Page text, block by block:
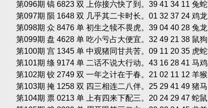
第096期 镐 6823 双 上你接六快了到。39 41 34 11 兔蛇
第097期 陨 1648 双 几乎其二卡时长。01 32 37 24 鸡龙
第098期 众 8476 单 初生之犊不畏虎。39 04 40 28 兔龙
第099期 盘 4628 单 吃小亏占大便宜。32 49 21 38 鼠狗
第100期 宫 1345 单 中观猪同甘共苦。09 11 20 35 虎蛇
第101期 绦 9174 单 二话不说大行动。43 16 28 41 马鸡
第102期 铰 2749 双 一年之计在于春。21 02 11 12 羊猴
第103期 掩 1258 双 四三相连二八伴。25 29 41 49 猪马
第104期 票 0213 单 上有四来下配三。20 24 29 47 蛇鼠